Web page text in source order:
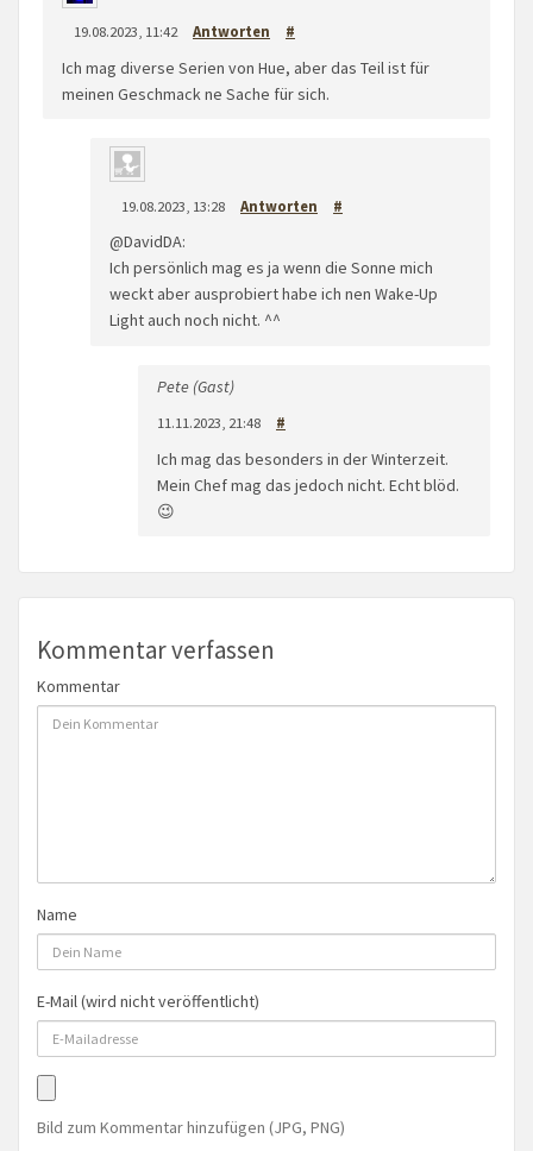
19.08.2023, 11:42 Antworten #
Ich mag diverse Serien von Hue, aber das Teil ist für
meinen Geschmack ne Sache für sich.
19.08.2023, 13:28 Antworten #
@DavidDA:
Ich persönlich mag es ja wenn die Sonne mich
weckt aber ausprobiert habe ich nen Wake-Up
Light auch noch nicht. ^^
Pete (Gast)
11.11.2023, 21:48 #
Ich mag das besonders in der Winterzeit.
Mein Chef mag das jedoch nicht. Echt blöd.
😉
Kommentar verfassen
Kommentar
Name
E-Mail (wird nicht veröffentlicht)
Bild zum Kommentar hinzufügen (JPG, PNG)